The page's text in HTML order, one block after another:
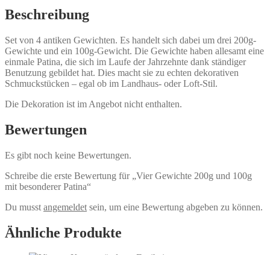
Menge
Beschreibung
Set von 4 antiken Gewichten. Es handelt sich dabei um drei 200g-
Gewichte und ein 100g-Gewicht. Die Gewichte haben allesamt eine
einmale Patina, die sich im Laufe der Jahrzehnte dank ständiger
Benutzung gebildet hat. Dies macht sie zu echten dekorativen
Schmuckstücken – egal ob im Landhaus- oder Loft-Stil.
Die Dekoration ist im Angebot nicht enthalten.
Bewertungen
Es gibt noch keine Bewertungen.
Schreibe die erste Bewertung für „Vier Gewichte 200g und 100g
mit besonderer Patina“
Du musst angemeldet sein, um eine Bewertung abgeben zu können.
Ähnliche Produkte